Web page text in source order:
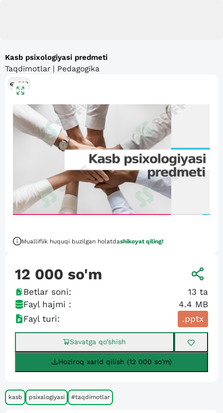
Kasb psixologiyasi predmeti
Taqdimotlar | Pedagogika
332
Mualliflik huquqi buzilgan holatdashikoyat qiling!
12 000 so'm
Betlar soni: 13 ta
Fayl hajmi :
4.4 MB
Fayl turi:
.pptx
Savatga qo’shish
Hoziroq xarid qilish (12 000 so'm)
kasb psixalogiyasi #taqdimotlar